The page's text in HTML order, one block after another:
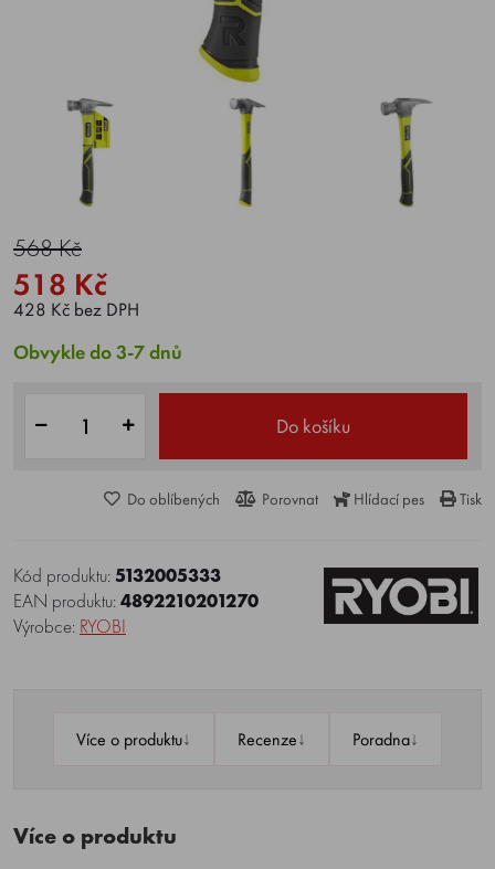
568 Kč
518 Kč
428 Kč bez DPH
Obvykle do 3-7 dnů
Do košíku
Do oblíbených Porovnat Hlídací pes Tisk
Kód produktu:5132005333
EAN produktu:4892210201270
Výrobce: RYOBI
Více o produktu↓ Recenze↓ Poradna↓
Více o produktu